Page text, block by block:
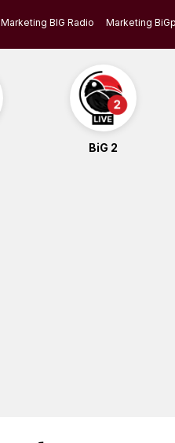
Marketing BIG Radio Marketing
BiG 2